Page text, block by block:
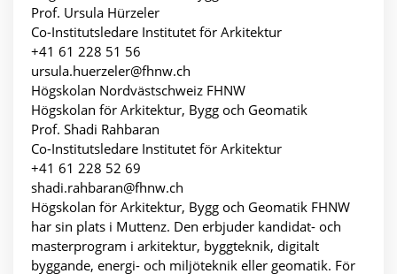
Prof. Ursula Hürzeler
Co-Institutsledare Institutet för Arkitektur
+41 61 228 51 56
ursula.huerzeler@fhnw.ch
Högskolan Nordvästschweiz FHNW
Högskolan för Arkitektur, Bygg och Geomatik
Prof. Shadi Rahbaran
Co-Institutsledare Institutet för Arkitektur
+41 61 228 52 69
shadi.rahbaran@fhnw.ch
Högskolan för Arkitektur, Bygg och Geomatik FHNW
har sin plats i Muttenz. Den erbjuder kandidat- och
masterprogram i arkitektur, byggteknik, digitalt
byggande, energi- och miljöteknik eller geomatik. För